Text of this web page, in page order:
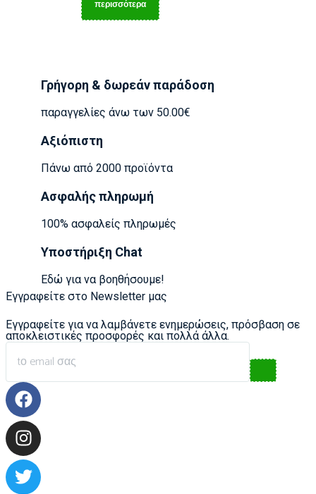
περισσότερα
Γρήγορη & δωρεάν παράδοση
παραγγελίες άνω των 50.00€
Αξιόπιστη
Πάνω από 2000 προϊόντα
Ασφαλής πληρωμή
100% ασφαλείς πληρωμές
Υποστήριξη Chat
Εδώ για να βοηθήσουμε!
Εγγραφείτε στο Newsletter μας
Εγγραφείτε για να λαμβάνετε ενημερώσεις, πρόσβαση σε
αποκλειστικές προσφορές και πολλά άλλα.